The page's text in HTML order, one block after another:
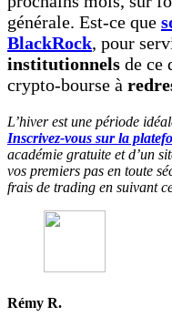
générale. Est-ce que
BlackRock, pour
institutionnels de ce
crypto-bourse à
L’hiver est une période
Inscrivez-vous sur la
académie gratuite et d’un
vos premiers pas en toute
frais de trading en suivant
Rémy R.